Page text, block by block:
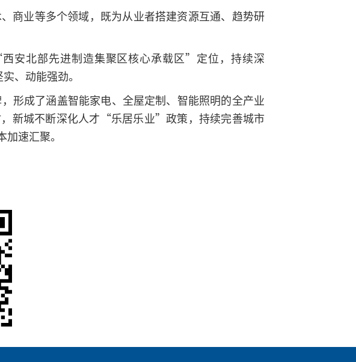
商业等多个领域，既为从业者搭建资源互通、趋势研
安北部先进制造集聚区核心承载区”定位，持续深
、动能强劲。
形成了涵盖智能家电、全屋定制、智能照明的全产业
新城不断深化人才“乐居乐业”政策，持续完善城市
速汇聚。